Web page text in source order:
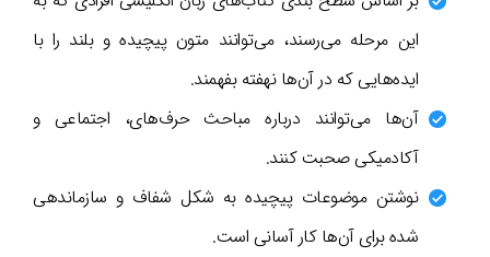
این مرحله می‌رسند، می‌توانند متون پیچیده و بلند را با
ایده‌هایی که در آن‌ها نهفته بفهمند.
آن‌ها می‌توانند درباره مباحث حرف‌های، اجتماعی و
آکادمیکی صحبت کنند.
نوشتن موضوعات پیچیده به شکل شفاف و سازماندهی
شده برای آن‌ها کار آسانی است.